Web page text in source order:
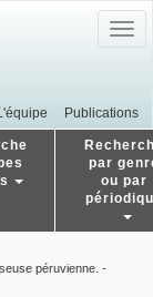
Publications
par
ou par
péruvienne. -